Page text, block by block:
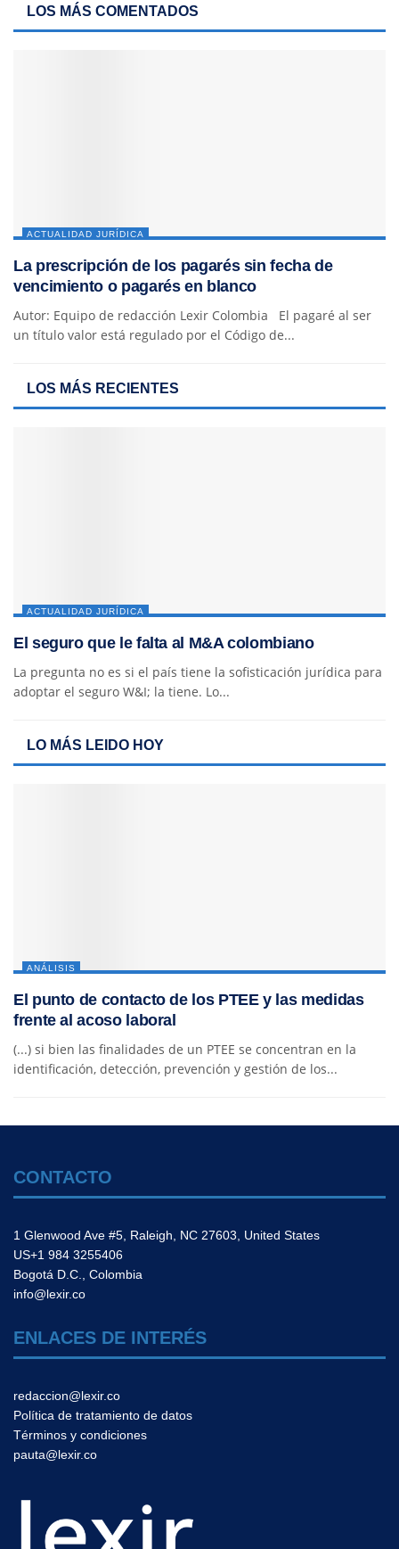
LOS MÁS COMENTADOS
ACTUALIDAD JURÍDICA
La prescripción de los pagarés sin fecha de
vencimiento o pagarés en blanco
Autor: Equipo de redacción Lexir Colombia El pagaré al ser
un título valor está regulado por el Código de...
LOS MÁS RECIENTES
ACTUALIDAD JURÍDICA
El seguro que le falta al M&A colombiano
La pregunta no es si el país tiene la sofisticación jurídica para
adoptar el seguro W&I; la tiene. Lo...
LO MÁS LEIDO HOY
ANÁLISIS
El punto de contacto de los PTEE y las medidas
frente al acoso laboral
(...) si bien las finalidades de un PTEE se concentran en la
identificación, detección, prevención y gestión de los...
CONTACTO
1 Glenwood Ave #5, Raleigh, NC 27603, United States
US+1 984 3255406
Bogotá D.C., Colombia
info@lexir.co
ENLACES DE INTERÉS
redaccion@lexir.co
Política de tratamiento de datos
Términos y condiciones
pauta@lexir.co